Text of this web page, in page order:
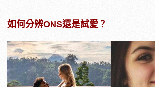
如何分辨ONS還是試愛？